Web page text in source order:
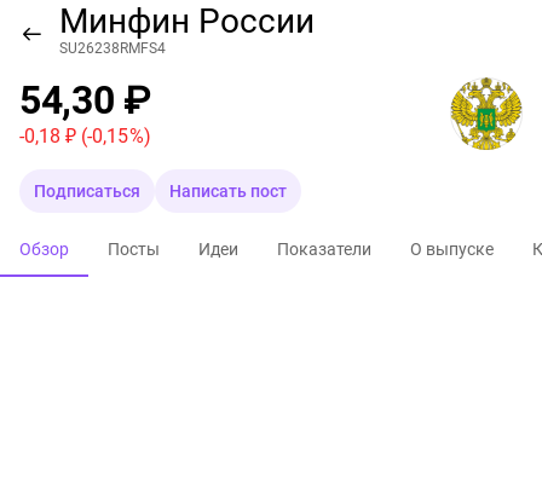
Минфин России
SU26238RMFS4
54,30 ₽
-0,18 ₽ (-0,15 %)
Подписаться Написать пост
Обзор Посты Идеи Показатели О выпуске